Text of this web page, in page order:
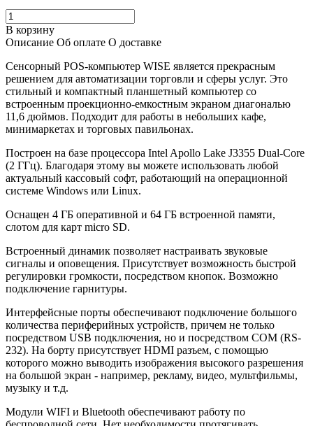
В корзину
Описание Об оплате О доставке
Сенсорный POS-компьютер WISE является прекрасным
решением для автоматизации торговли и сферы услуг. Это
стильный и компактный планшетный компьютер со
встроенным проекционно-емкостным экраном диагональю
11,6 дюймов. Подходит для работы в небольших кафе,
минимаркетах и торговых павильонах.
Построен на базе процессора Intel Apollo Lake J3355 Dual-Core
(2 ГГц). Благодаря этому вы можете использовать любой
актуальный кассовый софт, работающий на операционной
системе Windows или Linux.
Оснащен 4 ГБ оперативной и 64 ГБ встроенной памяти,
слотом для карт micro SD.
Встроенный динамик позволяет настраивать звуковые
сигналы и оповещения. Присутствует возможность быстрой
регулировки громкости, посредством кнопок. Возможно
подключение гарнитуры.
Интерфейсные порты обеспечивают подключение большого
количества периферийных устройств, причем не только
посредством USB подключения, но и посредством COM (RS-
232). На борту присутствует HDMI разъем, с помощью
которого можно выводить изображения высокого разрешения
на большой экран - например, рекламу, видео, мультфильмы,
музыку и т.д.
Модули WIFI и Bluetooth обеспечивают работу по